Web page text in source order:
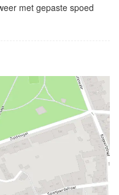
met gepaste spoed